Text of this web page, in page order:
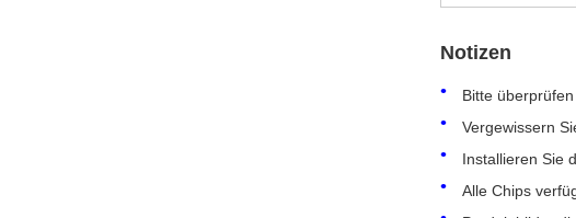
Notizen
Bitte
Vergewissern
Installieren Sie
Alle Chips